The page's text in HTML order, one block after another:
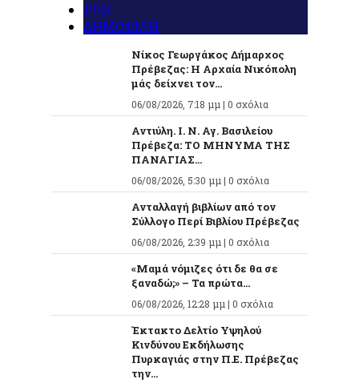
ΡΟΗ
ΔΗΜΟΦΙΛΗ
Νίκος Γεωργάκος Δήμαρχος
Πρέβεζας: Η Αρχαία Νικόπολη
μάς δείχνει τον...
06/08/2026, 7:18 μμ | 0 σχόλια
Αντιύλη. Ι. Ν. Αγ. Βασιλείου
Πρέβεζα: ΤΟ ΜΗΝΥΜΑ ΤΗΣ
ΠΑΝΑΓΙΑΣ...
06/08/2026, 5:30 μμ | 0 σχόλια
Ανταλλαγή βιβλίων από τον
Σύλλογο Περί Βιβλίου Πρέβεζας
06/08/2026, 2:39 μμ | 0 σχόλια
«Μαμά νόμιζες ότι δε θα σε
ξαναδώ;» – Τα πρώτα...
06/08/2026, 12:28 μμ | 0 σχόλια
Έκτακτο Δελτίο Υψηλού
Κινδύνου Εκδήλωσης
Πυρκαγιάς στην Π.Ε. Πρέβεζας
την...